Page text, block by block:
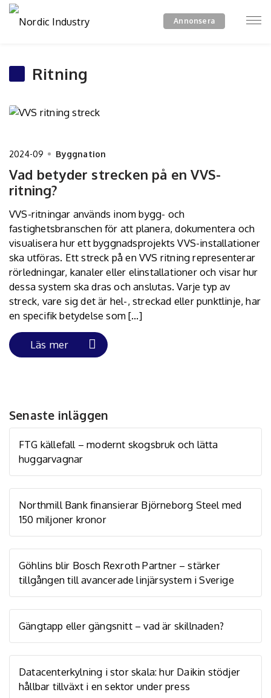
Annonsera
Ritning
2024-09 Byggnation
Vad betyder strecken på en VVS-
ritning?
VVS-ritningar används inom bygg- och
fastighetsbranschen för att planera, dokumentera och
visualisera hur ett byggnadsprojekts VVS-installationer
ska utföras. Ett streck på en VVS ritning representerar
rörledningar, kanaler eller elinstallationer och visar hur
dessa system ska dras och anslutas. Varje typ av
streck, vare sig det är hel-, streckad eller punktlinje, har
en specifik betydelse som […]
Läs mer
Senaste inläggen
FTG källefall – modernt skogsbruk och lätta
huggarvagnar
Northmill Bank finansierar Björneborg Steel med
150 miljoner kronor
Göhlins blir Bosch Rexroth Partner – stärker
tillgången till avancerade linjärsystem i Sverige
Gängtapp eller gängsnitt – vad är skillnaden?
Datacenterkylning i stor skala: hur Daikin stödjer
hållbar tillväxt i en sektor under press